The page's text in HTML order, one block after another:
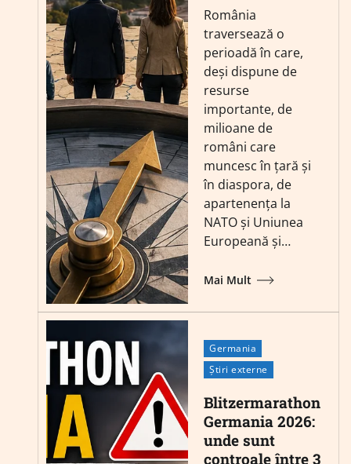
România
traversează o
perioadă în care,
deși dispune de
resurse
importante, de
milioane de
români care
muncesc în țară și
în diaspora, de
apartenența la
NATO și Uniunea
Europeană și…
Mai Mult
Germania
Știri externe
Blitzermarathon
Germania 2026:
unde sunt
controale între 3